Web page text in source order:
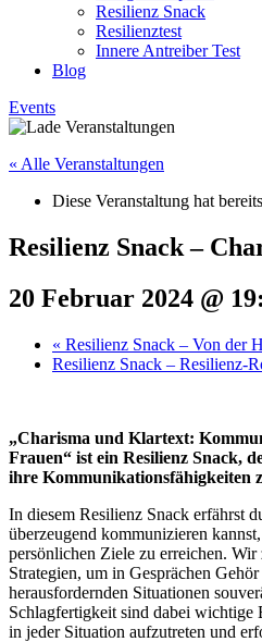
Resilienz Snack
Resilienztest
Innere Antreiber Test
Blog
Events
« Alle Veranstaltungen
Diese Veranstaltung hat
Resilienz Snack –
20 Februar 2024 @
« Resilienz Snack – Von der
Resilienz Snack – Resilienz-
„Charisma und Klartext:
Frauen“ ist ein Resilienz Snack,
ihre Kommunikationsfähigkeiten
In diesem Resilienz Snack erfährst
überzeugend kommunizieren
persönlichen Ziele zu erreichen.
Strategien, um in Gesprächen
herausfordernden Situationen
Schlagfertigkeit sind dabei wichtige
in jeder Situation aufzutreten und